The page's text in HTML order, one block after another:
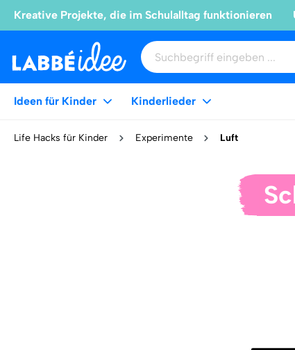
Kreative Projekte, die im Schulalltag funktionieren
Ideen für Kinder Kinderlieder
Life Hacks für Kinder Experimente Luft